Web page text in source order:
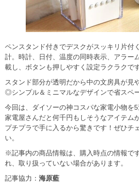
ペンスタンド付きでデスクがスッキリ片付
計。時計、日付、温度の同時表示、アラー
載し、ボタンも押しやすく設定ラクラクです
スタンド部分が透明だから中の文房具が見
◎シンプル＆ミニマルなデザインで省スペ
今回は、ダイソーの神コスパな家電小物を5
家電屋さんだと何千円もしそうなアイテム
プチプラで手に入るから驚きです！ぜひチ
い。
※記事内の商品情報は、購入時点の情報で
れ、取り扱っていない場合があります。
記事協力： 海原藍